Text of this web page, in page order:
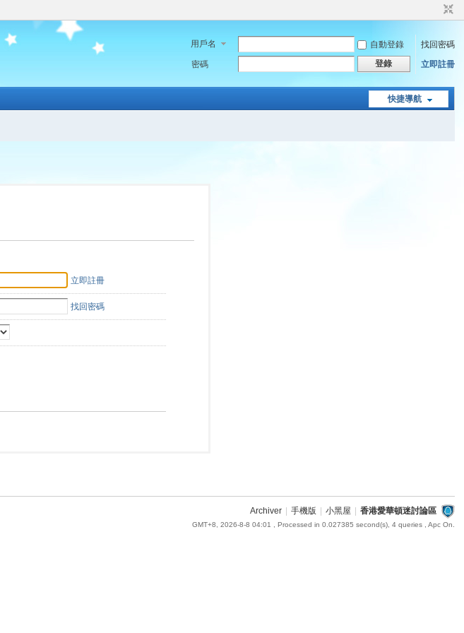
用戶名 自動登錄
找回密碼
密碼
登錄 立即註冊
快捷導航
立即註冊
找回密碼
Archiver 手機版 小黑屋 香港愛華頓迷討論區
GMT+8, 2026-8-8 04:01 , Processed in 0.027385 second(s), 4 queries , Apc On.